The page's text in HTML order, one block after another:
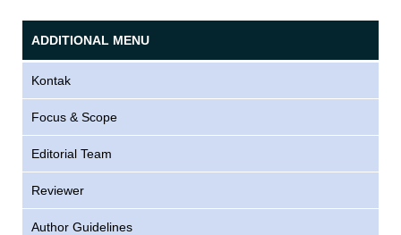
ADDITIONAL MENU
Kontak
Focus & Scope
Editorial Team
Reviewer
Author Guidelines